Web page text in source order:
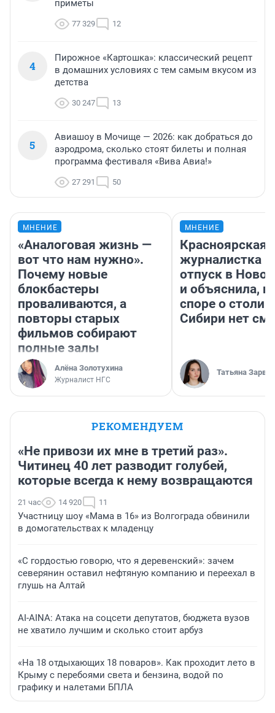
приметы
77 329 12
4
Пирожное «Картошка»: классический рецепт
в домашних условиях с тем самым вкусом из
детства
30 247 13
5
Авиашоу в Мочище — 2026: как добраться до
аэродрома, сколько стоят билеты и полная
программа фестиваля «Вива Авиа!»
27 291 50
МНЕНИЕ
«Аналоговая жизнь —
вот что нам нужно».
Почему новые
блокбастеры
проваливаются, а
повторы старых
фильмов собирают
полные залы
Алёна Золотухина
Журналист НГС
МНЕНИЕ
Красноярская
журналистка
отпуск в
и объяснила,
споре о
Сибири нет
Татьяна Зарва
РЕКОМЕНДУЕМ
«Не привози их мне в третий раз».
Читинец 40 лет разводит голубей,
которые всегда к нему возвращаются
21 час 14 920 11
Участницу шоу «Мама в 16» из Волгограда обвинили
в домогательствах к младенцу
«С гордостью говорю, что я деревенский»: зачем
северянин оставил нефтяную компанию и переехал в
глушь на Алтай
AI-AINA: Атака на соцсети депутатов, бюджета вузов
не хватило лучшим и сколько стоит арбуз
«На 18 отдыхающих 18 поваров». Как проходит лето в
Крыму с перебоями света и бензина, водой по
графику и налетами БПЛА